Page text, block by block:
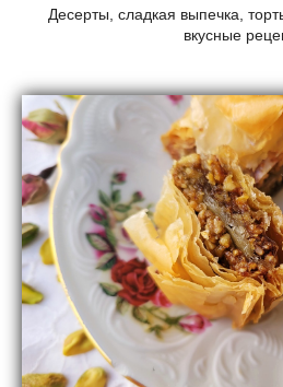
Десерты, сладкая выпечка,
вкусные